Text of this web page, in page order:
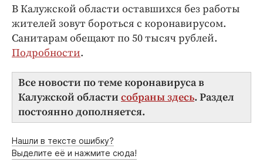
В Калужской области оставшихся без работы
жителей зовут бороться с коронавирусом.
Санитарам обещают по 50 тысяч рублей.
Подробности.
Все новости по теме коронавируса в
Калужской области собраны здесь. Раздел
постоянно дополняется.
Нашли в тексте ошибку?
Выделите её и нажмите сюда!